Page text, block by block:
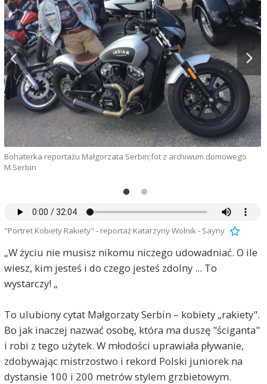
Bohaterka reportażu Małgorzata Serbin;fot z archiwum domowego
M.Serbin
"Portret Kobiety Rakiety" - reportaż Katarzyny Wolnik - Sayny
„W życiu nie musisz nikomu niczego udowadniać. O ile
wiesz, kim jesteś i do czego jesteś zdolny ... To
wystarczy! „
To ulubiony cytat Małgorzaty Serbin – kobiety „rakiety".
Bo jak inaczej nazwać osobę, która ma duszę "ściganta"
i robi z tego użytek. W młodości uprawiała pływanie,
zdobywając mistrzostwo i rekord Polski juniorek na
dystansie 100 i 200 metrów stylem grzbietowym.